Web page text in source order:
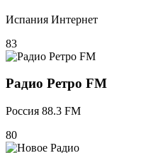
Испания Интернет
83
Радио Ретро FM
Россия 88.3 FM
80